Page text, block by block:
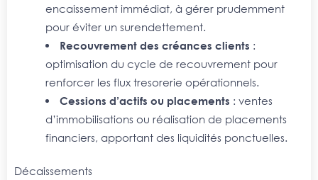
encaissement immédiat, à gérer prudemment
pour éviter un surendettement.
Recouvrement des créances clients :
optimisation du cycle de recouvrement pour
renforcer les flux tresorerie opérationnels.
Cessions d’actifs ou placements : ventes
d’immobilisations ou réalisation de placements
financiers, apportant des liquidités ponctuelles.
Décaissements